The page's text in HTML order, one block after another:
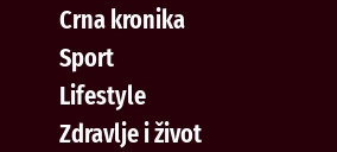
Crna kronika
Sport
Lifestyle
Zdravlje i život